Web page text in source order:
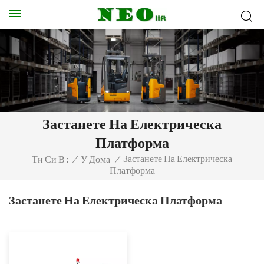
Застанете На Електрическа
Платформа
Ти Си В : / У Дома / Застанете На Електрическа
Платформа
Застанете На Електрическа Платформа